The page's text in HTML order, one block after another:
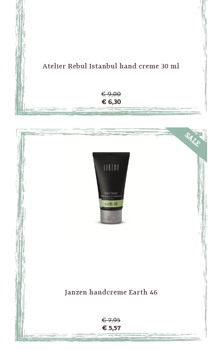
Atelier Rebul Istanbul hand creme 30 ml
€ 9,00
€ 6,30
SALE
Janzen handcreme Earth 46
€ 7,95
€ 5,57